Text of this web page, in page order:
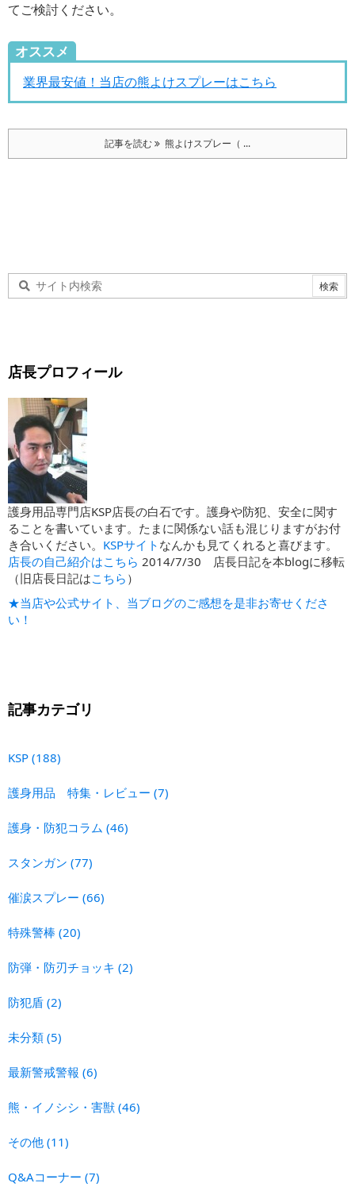
てご検討ください。
オススメ
業界最安値！当店の熊よけスプレーはこちら
記事を読む 熊よけスプレー（ ...
店長プロフィール
護身用品専門店KSP店長の白石です。護身や防犯、安全に関す
ることを書いています。たまに関係ない話も混じりますがお付
き合いください。 KSPサイト なんかも見てくれると喜びます。
店長の自己紹介はこちら 2014/7/30 店長日記を本blogに移転
（旧店長日記はこちら ）
★当店や公式サイト、当ブログのご感想を是非お寄せくださ
い！
記事カテゴリ
KSP (188)
護身用品 特集・レビュー (7)
護身・防犯コラム (46)
スタンガン (77)
催涙スプレー (66)
特殊警棒 (20)
防弾・防刃チョッキ (2)
防犯盾 (2)
未分類 (5)
最新警戒警報 (6)
熊・イノシシ・害獣 (46)
その他 (11)
Q&Aコーナー (7)